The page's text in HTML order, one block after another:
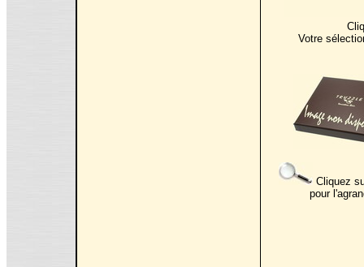
Votre
Cliquez
pour